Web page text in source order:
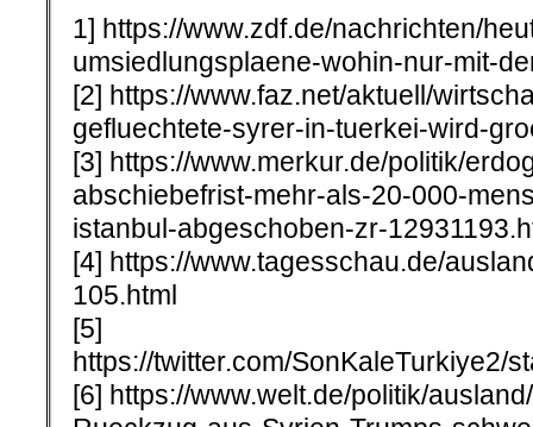
1] https://www.zdf.de/nachrichten/
umsiedlungsplaene-wohin-nur-mit-
[2] https://www.faz.net/aktuell/
gefluechtete-syrer-in-tuerkei-wird-
[3] https://www.merkur.de/politik/
abschiebefrist-mehr-als-20-000-
istanbul-abgeschoben-zr-
[4] https://www.tagesschau.de/
105.html
[5]
https://twitter.com/SonKaleTurkiye2/
[6] https://www.welt.de/politik/